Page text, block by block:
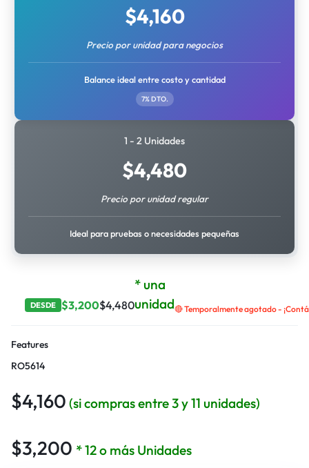
$4,160
Precio por unidad para negocios
Balance ideal entre costo y cantidad
7% DTO.
1 - 2 Unidades
$4,480
Precio por unidad regular
Ideal para pruebas o necesidades pequeñas
DESDE $3,200$4,480
* una
unidad🔴 Temporalmente agotado -
Features
RO5614
$4,160 (si compras entre 3 y 11 unidades)
$3,200 * 12 o más Unidades